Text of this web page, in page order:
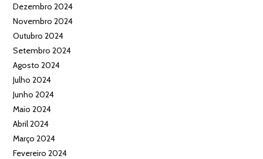
Dezembro 2024
Novembro 2024
Outubro 2024
Setembro 2024
Agosto 2024
Julho 2024
Junho 2024
Maio 2024
Abril 2024
Março 2024
Fevereiro 2024